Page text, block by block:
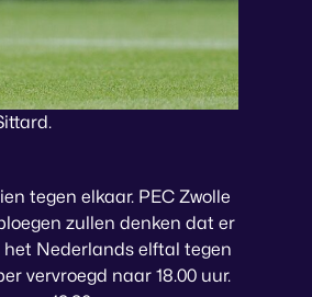
tegen elkaar. PEC Zwolle
zullen denken dat er
Nederlands elftal tegen
vervroegd naar 18.00 uur.